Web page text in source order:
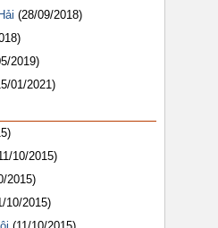
(28/09/2018)
2019)
01/2021)
10/2015)
2015)
10/2015)